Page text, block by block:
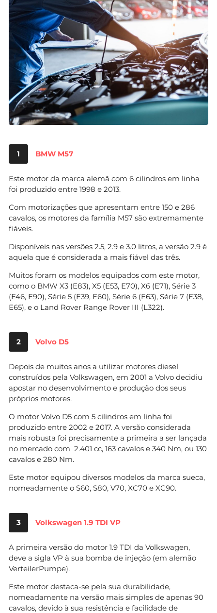
1 BMW M57
Este motor da marca alemã com 6 cilindros em linha
foi produzido entre 1998 e 2013.
Com motorizações que apresentam entre 150 e 286
cavalos, os motores da família M57 são extremamente
fiáveis.
Disponíveis nas versões 2.5, 2.9 e 3.0 litros, a versão 2.9 é
aquela que é considerada a mais fiável das três.
Muitos foram os modelos equipados com este motor,
como o BMW X3 (E83), X5 (E53, E70), X6 (E71), Série 3
(E46, E90), Série 5 (E39, E60), Série 6 (E63), Série 7 (E38,
E65), e o Land Rover Range Rover III (L322).
2 Volvo D5
Depois de muitos anos a utilizar motores diesel
construídos pela Volkswagen, em 2001 a Volvo decidiu
apostar no desenvolvimento e produção dos seus
próprios motores.
O motor Volvo D5 com 5 cilindros em linha foi
produzido entre 2002 e 2017. A versão considerada
mais robusta foi precisamente a primeira a ser lançada
no mercado com 2.401 cc, 163 cavalos e 340 Nm, ou 130
cavalos e 280 Nm.
Este motor equipou diversos modelos da marca sueca,
nomeadamente o S60, S80, V70, XC70 e XC90.
3 Volkswagen 1.9 TDI VP
A primeira versão do motor 1.9 TDI da Volkswagen,
deve a sigla VP à sua bomba de injeção (em alemão
VerteilerPumpe).
Este motor destaca-se pela sua durabilidade,
nomeadamente na versão mais simples de apenas 90
cavalos, devido à sua resistência e facilidade de